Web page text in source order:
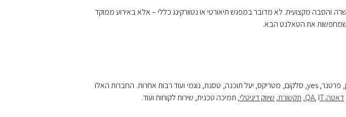
והסבה מקצועית. לא מדובר במפגש תיאורטי או נטוורקינג כללי – אלא באירוע ממוקד
שמחפשות את הטאלנט הבא.
בירידים הקודמים השתתפו חברות מהמובילות במשק, ביניהן מטריקס, משרד הביטחון, פרטנר, yes, סלקום, מטריקס, יעל תוכנה, טסנת, נוגמי ועוד רבות אחרות. החברות האלו
דאטה,
QA, IT
, תקשורת, שיווק דיגיטלי, תמיכה טכנית, שירות לקוחות ועוד.